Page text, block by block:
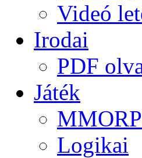
Videó
Irodai
PDF
Játék
Logikai